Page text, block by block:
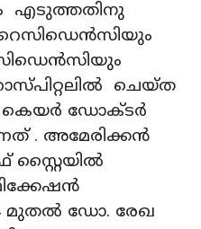
എടുത്തതിനു
ചെയ്ത
കെയർ ഡോക്ടർ
. അമേരിക്കൻ
മുതൽ ഡോ. രേഖ